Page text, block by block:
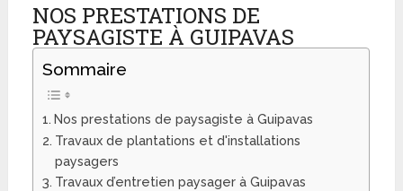
NOS PRESTATIONS DE
PAYSAGISTE À GUIPAVAS
Sommaire
Nos prestations de paysagiste à Guipavas
Travaux de plantations et d'installations
paysagers
Travaux d’entretien paysager à Guipavas